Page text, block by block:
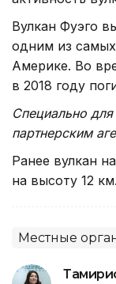
Вулкан Фуэго
одним из
Америке. Во
в 2018 году
Специально
партнерским
Ранее вулкан
на высоту 12 км.
Местные